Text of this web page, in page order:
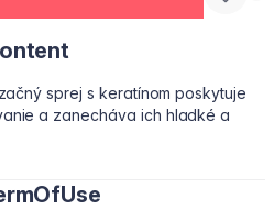
sprej s keratínom poskytuje
a zanecháva ich hladké a